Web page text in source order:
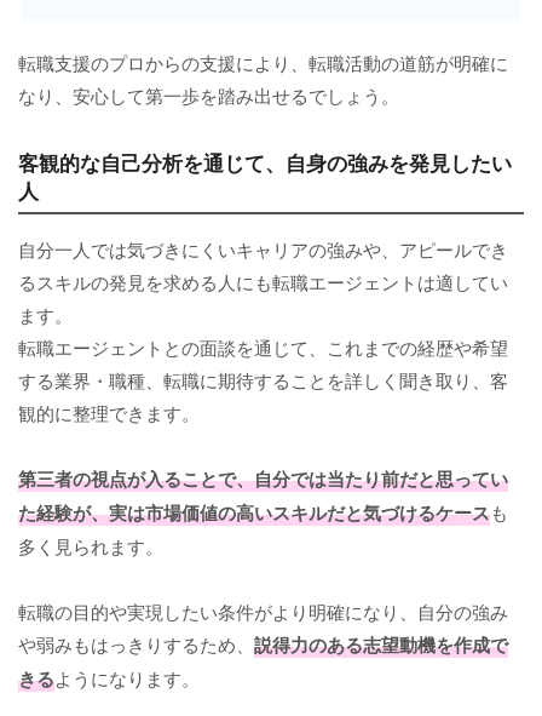
転職支援のプロからの支援により、転職活動の道筋が明確に
なり、安心して第一歩を踏み出せるでしょう。
客観的な自己分析を通じて、自身の強みを発見したい
人
自分一人では気づきにくいキャリアの強みや、アピールでき
るスキルの発見を求める人にも転職エージェントは適してい
ます。
転職エージェントとの面談を通じて、これまでの経歴や希望
する業界・職種、転職に期待することを詳しく聞き取り、客
観的に整理できます。
第三者の視点が入ることで、自分では当たり前だと思ってい
た経験が、実は市場価値の高いスキルだと気づけるケースも
多く見られます。
転職の目的や実現したい条件がより明確になり、自分の強み
や弱みもはっきりするため、 説得力のある志望動機を作成で
きるようになります。